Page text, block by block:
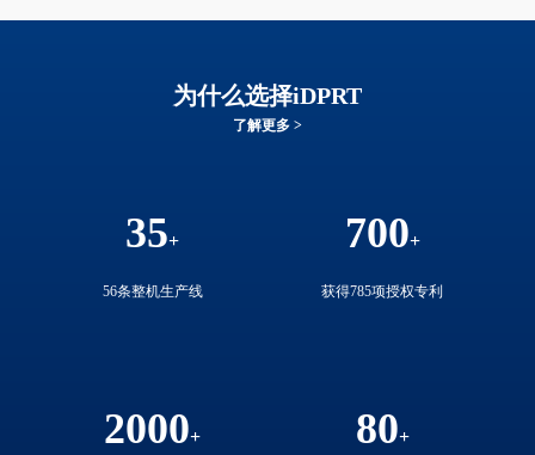
为什么选择iDPRT
了解更多 >
35
56条整机生产线
700
获得785项授权专利
2000 80